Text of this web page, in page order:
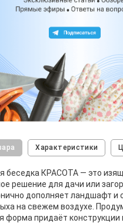
Характеристики
беседка КРАСОТА — это
решение для дачи или
дополняет ландшафт и
на свежем воздухе.
форма придаёт конструкции